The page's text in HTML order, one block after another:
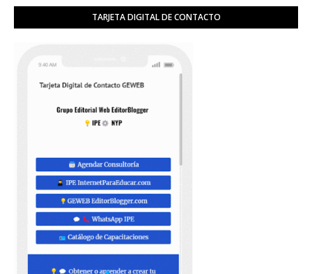
TARJETA DIGITAL DE CONTACTO